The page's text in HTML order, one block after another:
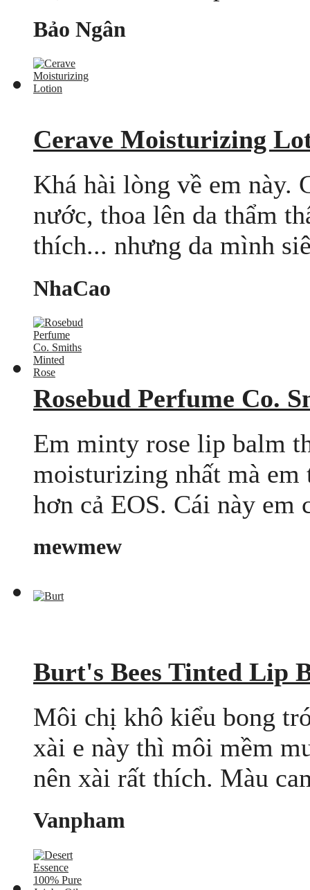
Bảo Ngân
Cerave Moisturizing
Khá hài lòng về em này.
nước, thoa lên da thẩm
thích... nhưng da mình
NhaCao
Rosebud Perfume Co.
Em minty rose lip balm
moisturizing nhất mà
hơn cả EOS. Cái này
mewmew
Burt's Bees Tinted Lip
Môi chị khô kiểu bong
xài e này thì môi mềm
nên xài rất thích. Màu
Vanpham